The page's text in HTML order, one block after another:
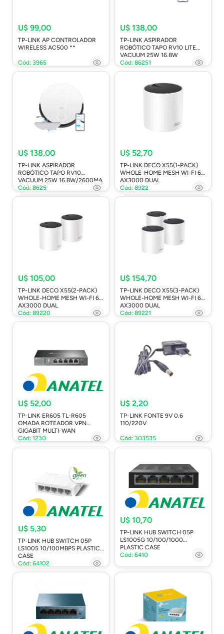
U$ 99,00
TP-LINK AP CONTROLADOR
WIRELESS AC500 **
Cód: 3965
U$ 138,00
TP-LINK ASPIRADOR
ROBÓTICO TAPO RV10 LITE
VACUUM 25W 16.8W
Cód: 86251
U$ 138,00
TP-LINK ASPIRADOR
ROBÓTICO TAPO RV10
VACUUM 25W 16.8W/2600MA
Cód: 8625
U$ 52,70
TP-LINK DECO X55(1-PACK)
WHOLE-HOME MESH WI-FI 6
AX3000 DUAL
Cód: 8922
U$ 105,00
TP-LINK DECO X55(2-PACK)
WHOLE-HOME MESH WI-FI 6
AX3000 DUAL
Cód: 89220
U$ 154,70
TP-LINK DECO X55(3-PACK)
WHOLE-HOME MESH WI-FI 6
AX3000 DUAL
Cód: 89221
U$ 52,00
TP-LINK ER605 TL-R605
OMADA ROTEADOR VPN
GIGABIT MULTI-WAN
Cód: 1230
U$ 2,20
TP-LINK FONTE 9V 0.6
110/220V
Cód: 303535
U$ 5,30
TP-LINK HUB SWITCH 05P
LS1005 10/100MBPS PLASTIC
CASE
Cód: 64102
U$ 10,70
TP-LINK HUB SWITCH 05P
LS1005G 10/100/1000
PLASTIC CASE
Cód: 6410